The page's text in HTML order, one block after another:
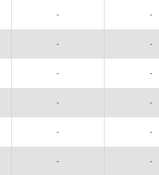
- -
- -
- -
- -
- -
- -